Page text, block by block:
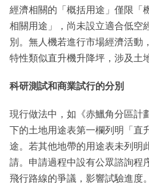
經濟相關的「概括用途」僅限「
相關用途」，尚未設立適合低空
別。無人機若進行市場經濟活動
特性類似直升機升降坪，涉及土
科研測試和商業試行的分別
現行做法中，如《赤鱲角分區計
下的土地用途表第一欄列明「直
途。若其他地帶的用途表未列明
請。申請過程中設有公眾諮詢程
飛行路線的爭議，影響試驗進度